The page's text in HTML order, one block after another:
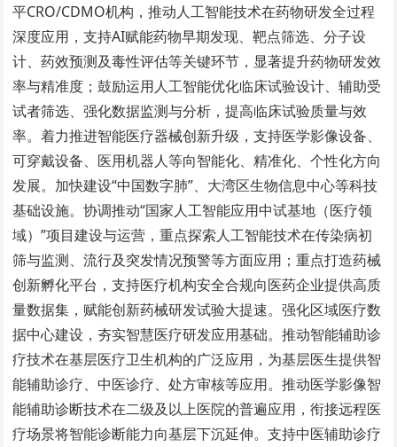
平CRO/CDMO机构，推动人工智能技术在药物研发全过程
深度应用，支持AI赋能药物早期发现、靶点筛选、分子设
计、药效预测及毒性评估等关键环节，显著提升药物研发效
率与精准度；鼓励运用人工智能优化临床试验设计、辅助受
试者筛选、强化数据监测与分析，提高临床试验质量与效
率。着力推进智能医疗器械创新升级，支持医学影像设备、
可穿戴设备、医用机器人等向智能化、精准化、个性化方向
发展。加快建设“中国数字肺”、大湾区生物信息中心等科技
基础设施。协调推动“国家人工智能应用中试基地（医疗领
域）”项目建设与运营，重点探索人工智能技术在传染病初
筛与监测、流行及突发情况预警等方面应用；重点打造药械
创新孵化平台，支持医疗机构安全合规向医药企业提供高质
量数据集，赋能创新药械研发试验大提速。强化区域医疗数
据中心建设，夯实智慧医疗研发应用基础。推动智能辅助诊
疗技术在基层医疗卫生机构的广泛应用，为基层医生提供智
能辅助诊疗、中医诊疗、处方审核等应用。推动医学影像智
能辅助诊断技术在二级及以上医院的普遍应用，衔接远程医
疗场景将智能诊断能力向基层下沉延伸。支持中医辅助诊疗